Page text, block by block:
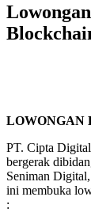
LOWONGAN
PT. Cipta
bergerak
Seniman
ini membuka
: